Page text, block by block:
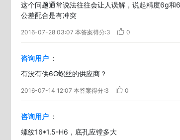
这个问题通常说法往往会让人误解，说起精度6g
公差配合是有冲突
2016-07-28 03:07 本答案得分:3 0
咨询用户 ：
有没有供6G螺丝的供应商？
2016-07-14 12:07 本答案得分:3 0
咨询用户 ：
螺纹16*1.5-H6，底孔应镗多大